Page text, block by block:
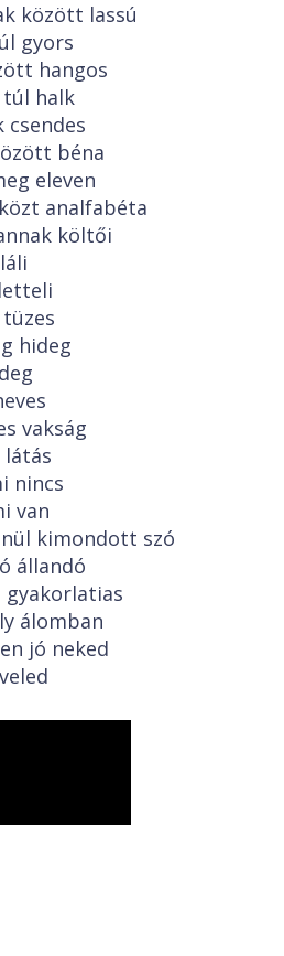
között lassú
gyors
hangos
halk
csendes
béna
eleven
analfabéta
költői
hideg
vakság
látás
nincs
van
kimondott szó
állandó
gyakorlatias
álomban
jó neked